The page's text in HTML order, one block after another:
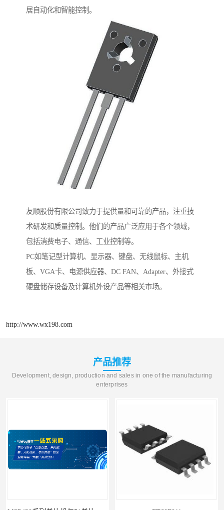
居自动化和智能控制。
友顺股份有限公司致力于提供量和可靠的产品，注重技
术研发和质量控制。他们的产品广泛应用于各个领域，
包括消费电子、通信、工业控制等。
PC如笔记型计算机、显示器、键盘、无线鼠标、主机
板、VGA卡、电源供应器、DC FAN、Adapter、外接式
硬盘储存设备及计算机外设产品等相关市场。
http://www.wx198.com
产品推荐
Development, design, production and sales in one of the manufacturing
enterprises